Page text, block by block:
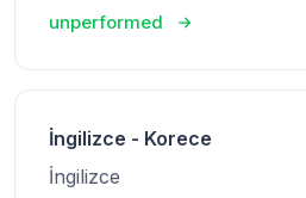
unperformed
İngilizce - Korece
İngilizce